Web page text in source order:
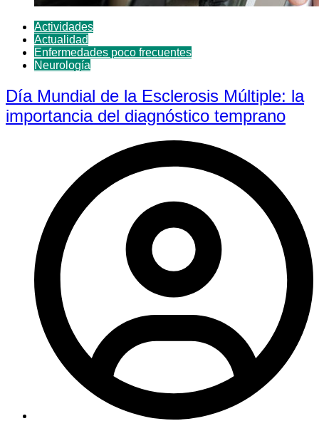
Actividades
Actualidad
Enfermedades poco frecuentes
Neurología
Día Mundial de la Esclerosis Múltiple: la
importancia del diagnóstico temprano